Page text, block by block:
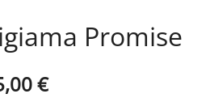
Promise
€